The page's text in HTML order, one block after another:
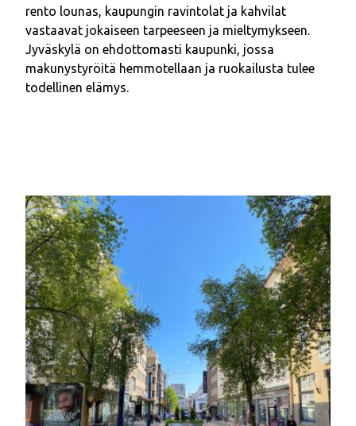
rento lounas, kaupungin ravintolat ja kahvilat
vastaavat jokaiseen tarpeeseen ja mieltymykseen.
Jyväskylä on ehdottomasti kaupunki, jossa
makunystyröitä hemmotellaan ja ruokailusta tulee
todellinen elämys.